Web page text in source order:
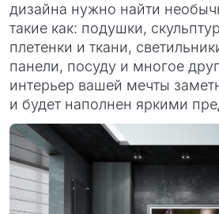
дизайна нужно найти
такие как: подушки,
плетенки и ткани,
панели, посуду и многое
интерьер вашей мечты
и будет наполнен яркими